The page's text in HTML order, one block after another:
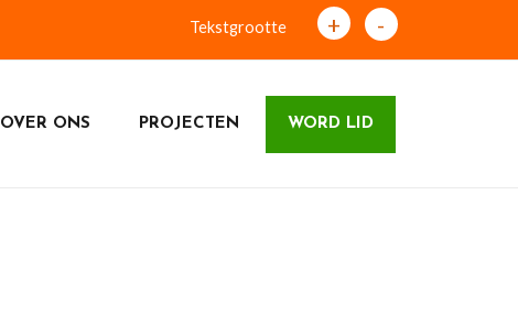
Tekstgrootte + -
OVER ONS PROJECTEN WORD LID